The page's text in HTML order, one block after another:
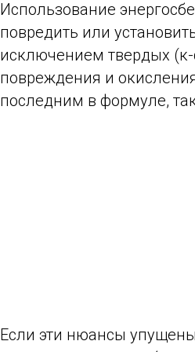
Использование
повредить или
исключением твердых
повреждения и
последним в формуле,
Если эти нюансы